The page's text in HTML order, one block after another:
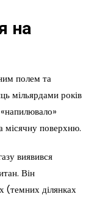
на
полем та
мільярдами років
місячну поверхню.
виявився
Він
(темних ділянках